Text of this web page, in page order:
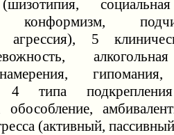
конформизм,
агрессия), 5
гипомания,
4 типа
обособление,
(активный,